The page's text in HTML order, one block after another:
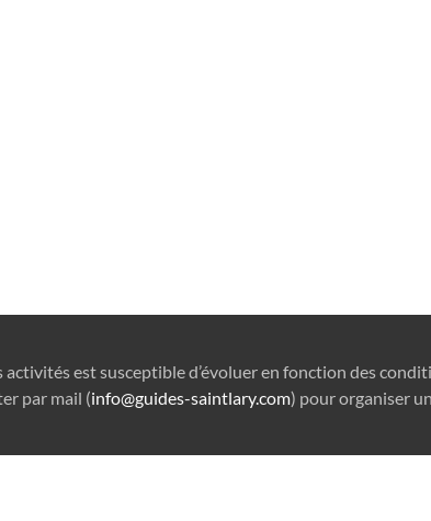
est susceptible d’évoluer en fonction des
par mail (info@guides-saintlary.com) pour organiser